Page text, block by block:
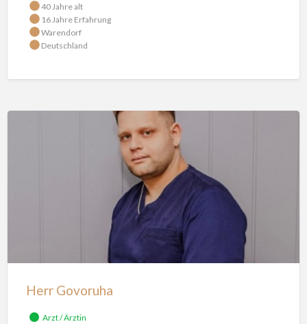
40 Jahre alt
16 Jahre Erfahrung
Warendorf
Deutschland
Herr Govoruha
Arzt / Ärztin